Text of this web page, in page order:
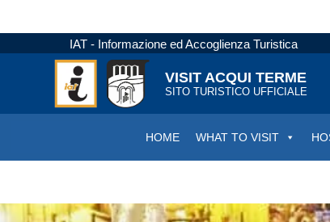
IAT - Informazione ed Accoglienza Turistica
VISIT ACQUI TERME
SITO TURISTICO UFFICIALE
HOME WHAT TO VISIT